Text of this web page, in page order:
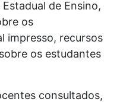
de Ensino,
os
impresso, recursos
os estudantes
consultados,